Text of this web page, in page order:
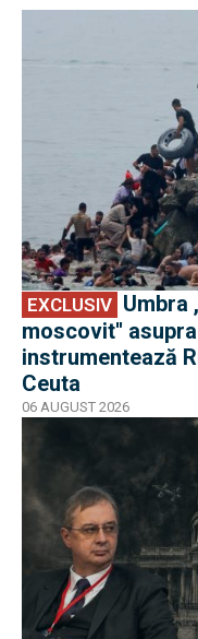
EXCLUSIV
moscovit''
instrumentează
Ceuta
06 AUGUST 2026